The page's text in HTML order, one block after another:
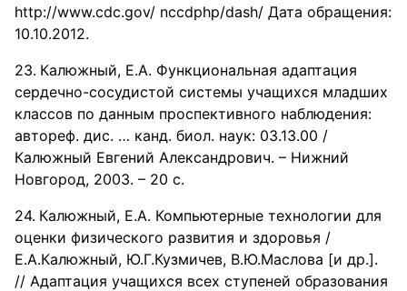
http://www.cdc.gov/ nccdphp/dash/ Дата обращения:
10.10.2012.
Калюжный, Е.А. Функциональная адаптация
сердечно-сосудистой системы учащихся младших
классов по данным проспективного наблюдения:
автореф. дис. … канд. биол. наук: 03.13.00 /
Калюжный Евгений Александрович. – Нижний
Новгород, 2003. – 20 с.
Калюжный, Е.А. Компьютерные технологии для
оценки физического развития и здоровья /
Е.А.Калюжный, Ю.Г.Кузмичев, В.Ю.Маслова [и др.].
// Адаптация учащихся всех ступеней образования